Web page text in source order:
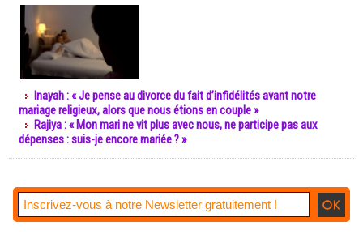
Inayah : « Je pense au divorce du fait d’infidélités avant notre
mariage religieux, alors que nous étions en couple »
Rajiya : « Mon mari ne vit plus avec nous, ne participe pas aux
dépenses : suis-je encore mariée ? »